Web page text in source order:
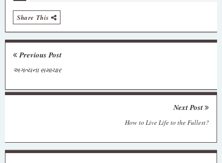
Share This
Previous Post
અગત્યના સમાચાર
Next Post
How to Live Life to the Fullest?